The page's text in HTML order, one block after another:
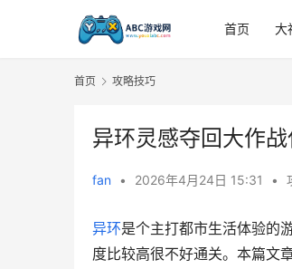
首页 大
首页 攻略技巧
异环灵感夺回大作
fan • 2026年4月24日 15:31 •
异环是个主打都市生活体验的
度比较高很不好通关。本篇文